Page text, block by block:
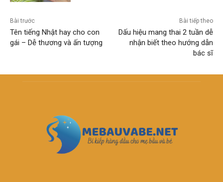
Bài trước
Tên tiếng Nhật hay cho con
gái – Dễ thương và ấn tượng
Bài tiếp theo
Dấu hiệu mang thai 2 tuần dễ
nhận biết theo hướng dẫn
bác sĩ